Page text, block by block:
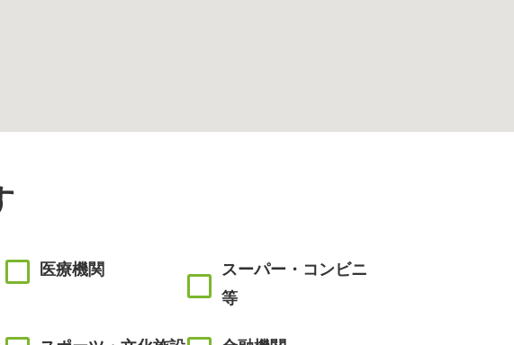
医療機関
スーパー・コンビニ
等